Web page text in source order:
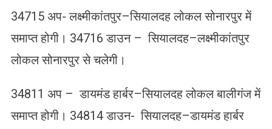
34715 अप- लक्ष्मीकांतपुर–सियालदह लोकल सोनारपुर में
समाप्त होगी। 34716 डाउन – सियालदह–लक्ष्मीकांतपुर
लोकल सोनारपुर से चलेगी।
34811 अप – डायमंड हार्बर–सियालदह लोकल बालीगंज में
समाप्त होगी। 34814 डाउन- सियालदह–डायमंड हार्बर